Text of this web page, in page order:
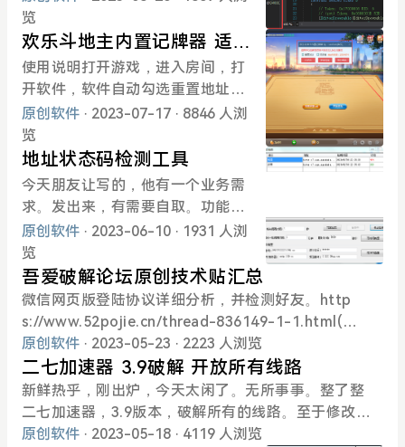
大一部分的工具党。注：关键代码
必须使用虚拟化做处理，不然的
话，使用GITHUB的NETReactorSl
ayer工具，秒解混淆，加入虚拟化
之后，NETReactorSlayer工具针
对虚拟化的代码，还是无法还原。
软件图使用说明将.NET软件拖动到
程序窗体，然后点击“开始处理”按
钮即可开始进行混淆。混淆结束之
后，可以点击打开目录来查看已经
混淆处理之后的程序目录。当前的
使用NETReactor的功能如下：1、
程序默认混淆功能2、字符串加密
3、方法调用混淆4、压缩及加密程
序资源5、代码执行虚拟化6、控制
流模糊等级默认为9最后再说明一
点，NET程序内的关键代码过程务
必添加虚拟化的指令，具体可以参
考软件内的说明。软件下载https://
www.123pan.com/s/AHC0Vv-DE
Mc.html提取码:3aad
解也极为简单，使用dnSpy工具可
以直接针对源码进行修改。之前我
使用的是吾爱的VMP3.8，强度很
强，但360和10系统自带的杀毒软
件报毒，找了半天，发现Obfuscar
混淆挺好用的，也可以有效的防止
软件被反编译。所以有了这样的一
个工具，可以针对NET程序进行混
淆处理。软件图：反编译结果：软
件下载：https://www.123pan.co
m/s/AHC0Vv-w3Mc.html
览
欢乐斗地主内置记牌器 适用
于2.26.0.5版[失效不可用]
使用说明打开游戏，进入房间，打
开软件，软件自动勾选重置地址，
然后点击呼出记牌器，将会自动呼
出内置的记牌器工具。注意原版本
已失效，不可使用。首次下载游
戏，首次打开游戏，会有呼不出来
的现象，请更换模式，或重新退出
游戏和QQ游戏客户Duan，重新登
陆尝试。这种情况一般只会出现首
次打开游戏的时候，后续会正常。
具体出现原因不明，和游戏有关，
我也懒得找问题了。功能介绍1、重
置地址(首次呼出会需要重置地址，
再次呼出内置记牌器的时候可以取
消重置地址功能，当然如果地址出
错，也可以勾选重置地址。)2、锁
定值(设定循环，将地址锁定，这样
避免了每局游戏都必须点击呼出记
原创软件 · 2023-07-17 · 8846 人浏
览
地址状态码检测工具
今天朋友让写的，他有一个业务需
求。发出来，有需要自取。功能：
在程序目录下TXT文本中自定义需
要检测的地址，可以使用|分隔备注
和地址。软件可以设定域名间隔时
间、检测完一轮间隔时间等。然后
循环判断所有地址中的状态码，如
果状态码为200、301、302，则为
正常。如果为其它的状态码。则向
指定的邮箱发送邮件。注：使用之
前，请将所有的配置项全都填写。
包括SMTP配置信息，也可以将自
原创软件 · 2023-06-10 · 1931 人浏
览
吾爱破解论坛原创技术贴汇总
微信网页版登陆协议详细分析，并检测好友。http
s://www.52pojie.cn/thread-836149-1-1.html(出
处: 吾爱破解论坛)123盘直链下载协议分析流程及源
码https://www.52pojie.cn/thread-1790395-1-1.h
tml(出处: 吾爱破解论坛)https://www.52pojie.cn/th
read-1790395-1-1.html某大学继续教育平台刷课分
析https://www.52pojie.cn/thread-1083820-1-1.h
原创软件 · 2023-05-23 · 2223 人浏览
二七加速器 3.9破解 开放所有线路
新鲜热乎，刚出炉，今天太闲了。无所事事。整了整
二七加速器，3.9版本，破解所有的线路。至于修改方
法，还是老样子，有需要研究的请看帖子：https://w
原创软件 · 2023-05-18 · 4119 人浏览